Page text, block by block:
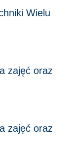
Wielu
zajęć oraz
zajęć oraz